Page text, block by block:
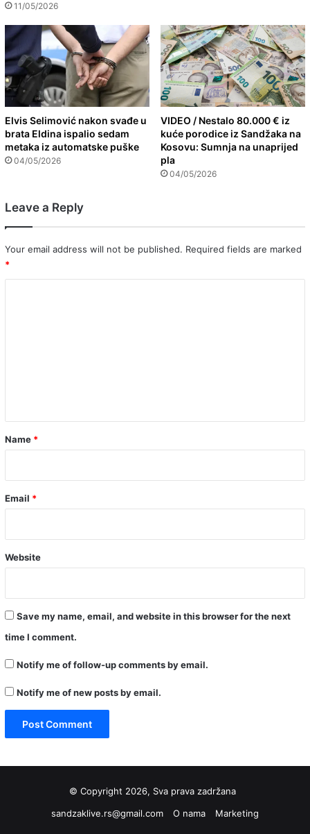
11/05/2026
Elvis Selimović nakon svađe u
brata Eldina ispalio sedam
metaka iz automatske puške
04/05/2026
VIDEO / Nestalo 80.000 € iz
kuće porodice iz Sandžaka na
Kosovu: Sumnja na unaprijed
pla
04/05/2026
Leave a Reply
Your email address will not be published. Required fields are marked
*
*
Name *
Email *
Website
Save my name, email, and website in this browser for the next
time I comment.
Notify me of follow-up comments by email.
Notify me of new posts by email.
© Copyright 2026, Sva prava zadržana
sandzaklive.rs@gmail.com
O nama Marketing